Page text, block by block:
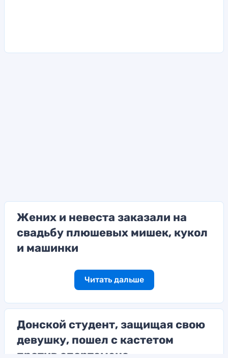
Жених и невеста заказали на
свадьбу плюшевых мишек, кукол
и машинки
Читать дальше
Донской студент, защищая свою
девушку, пошел с кастетом
против спортсмена